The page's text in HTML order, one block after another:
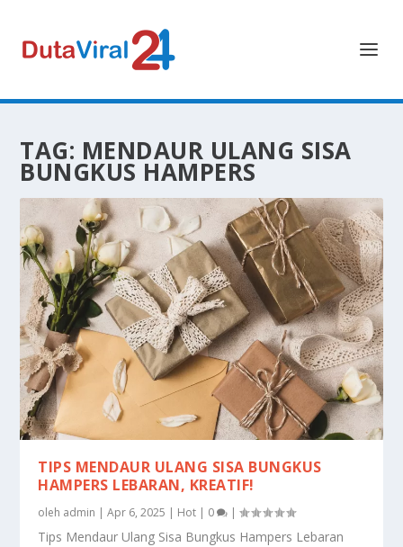
TAG: MENDAUR ULANG SISA
BUNGKUS HAMPERS
TIPS MENDAUR ULANG SISA BUNGKUS
HAMPERS LEBARAN, KREATIF!
oleh admin |Apr 6, 2025 | Hot | 0 |
Tips Mendaur Ulang Sisa Bungkus Hampers Lebaran